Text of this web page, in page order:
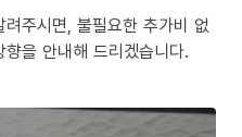
주시면, 불필요한 추가비 없
을 안내해 드리겠습니다.